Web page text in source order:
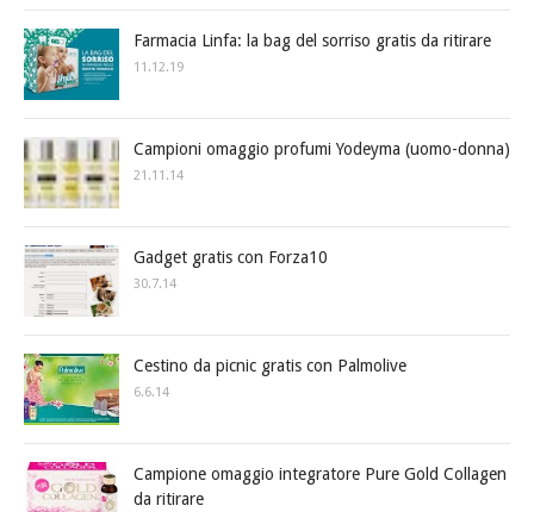
Farmacia Linfa: la bag del sorriso gratis da ritirare
11.12.19
Campioni omaggio profumi Yodeyma (uomo-donna)
21.11.14
Gadget gratis con Forza10
30.7.14
Cestino da picnic gratis con Palmolive
6.6.14
Campione omaggio integratore Pure Gold Collagen
da ritirare